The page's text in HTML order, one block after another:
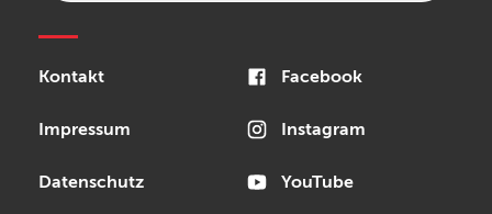
Kontakt
Impressum
Datenschutz
Facebook
Instagram
YouTube